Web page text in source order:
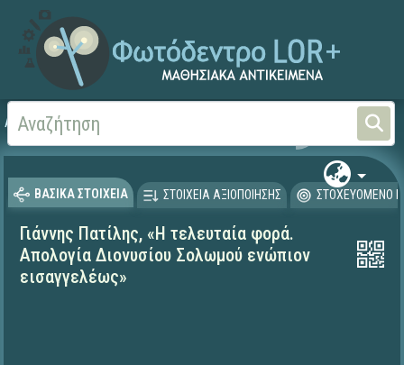
Αρχική Γλώσσα και Λογοτεχνία
ΒΑΣΙΚΑ ΣΤΟΙΧΕΙΑ ΣΤΟΙΧΕΙΑ ΑΞΙΟΠΟΙΗΣΗΣ ΣΤΟΧΕΥΟΜΕΝΟ
Γιάννης Πατίλης, «Η τελευταία φορά.
Απολογία Διονυσίου Σολωμού ενώπιον
εισαγγελέως»